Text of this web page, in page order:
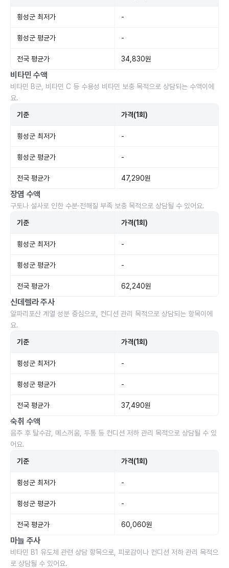
횡성군 최저가 -
횡성군 평균가 -
전국 평균가 34,830원
비타민 수액
비타민 B군, 비타민 C 등 수용성 비타민 보충 목적으로 상담되는 수액이에
요.
기준 가격(1회)
횡성군 최저가 -
횡성군 평균가 -
전국 평균가 47,290원
장염 수액
구토나 설사로 인한 수분·전해질 부족 보충 목적으로 상담될 수 있어요.
기준 가격(1회)
횡성군 최저가 -
횡성군 평균가 -
전국 평균가 62,240원
신데렐라 주사
알파리포산 계열 성분 중심으로, 컨디션 관리 목적으로 상담되는 항목이에
요.
기준 가격(1회)
횡성군 최저가 -
횡성군 평균가 -
전국 평균가 37,490원
숙취 수액
음주 후 탈수감, 메스꺼움, 두통 등 컨디션 저하 관리 목적으로 상담될 수 있
어요.
기준 가격(1회)
횡성군 최저가 -
횡성군 평균가 -
전국 평균가 60,060원
마늘 주사
비타민 B1 유도체 관련 상담 항목으로, 피로감이나 컨디션 저하 관리 목적으
로 상담될 수 있어요.